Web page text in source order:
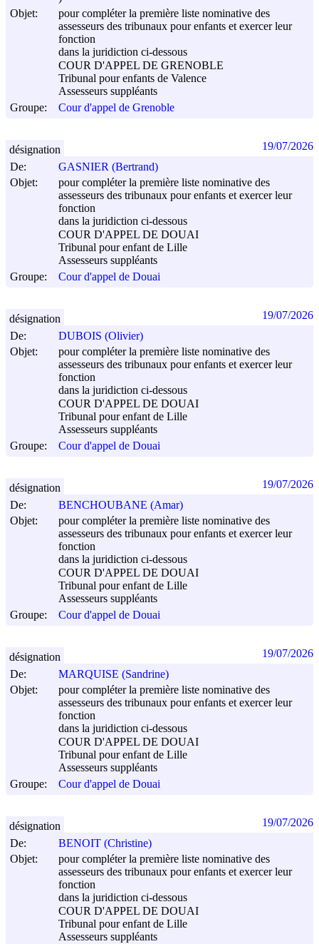
Objet:
pour compléter la première liste nominative des
assesseurs des tribunaux pour enfants et exercer leur
fonction
dans la juridiction ci-dessous
COUR D'APPEL DE GRENOBLE
Tribunal pour enfants de Valence
Assesseurs suppléants
Groupe:
Cour d'appel de Grenoble
De:
GASNIER (Bertrand)
Objet:
pour compléter la première liste nominative des
assesseurs des tribunaux pour enfants et exercer leur
fonction
dans la juridiction ci-dessous
COUR D'APPEL DE DOUAI
Tribunal pour enfant de Lille
Assesseurs suppléants
Groupe:
Cour d'appel de Douai
désignation 19/07/2026
De:
DUBOIS (Olivier)
Objet:
pour compléter la première liste nominative des
assesseurs des tribunaux pour enfants et exercer leur
fonction
dans la juridiction ci-dessous
COUR D'APPEL DE DOUAI
Tribunal pour enfant de Lille
Assesseurs suppléants
Groupe:
Cour d'appel de Douai
désignation 19/07/2026
De:
BENCHOUBANE (Amar)
Objet:
pour compléter la première liste nominative des
assesseurs des tribunaux pour enfants et exercer leur
fonction
dans la juridiction ci-dessous
COUR D'APPEL DE DOUAI
Tribunal pour enfant de Lille
Assesseurs suppléants
Groupe:
Cour d'appel de Douai
désignation 19/07/2026
De:
MARQUISE (Sandrine)
Objet:
pour compléter la première liste nominative des
assesseurs des tribunaux pour enfants et exercer leur
fonction
dans la juridiction ci-dessous
COUR D'APPEL DE DOUAI
Tribunal pour enfant de Lille
Assesseurs suppléants
Groupe:
Cour d'appel de Douai
désignation 19/07/2026
De:
BENOIT (Christine)
Objet:
pour compléter la première liste nominative des
assesseurs des tribunaux pour enfants et exercer leur
fonction
dans la juridiction ci-dessous
COUR D'APPEL DE DOUAI
Tribunal pour enfant de Lille
Assesseurs suppléants
désignation 19/07/2026